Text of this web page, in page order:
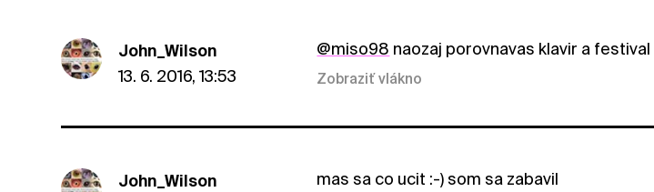
John_Wilson
13. 6. 2016, 13:53
@miso98 naozaj porovnavas klavir a
Zobraziť vlákno
John_Wilson
mas sa co ucit :-) som sa zabavil